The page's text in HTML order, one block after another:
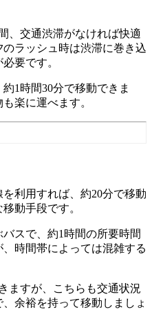
、交通渋滞がなければ快適
ラッシュ時は渋滞に巻き込
要です。
1時間30分で移動できま
楽に運べます。
を利用すれば、約20分で移動
動手段です。
スで、約1時間の所要時間
時間帯によっては混雑する
ますが、こちらも交通状況
余裕を持って移動しましょ